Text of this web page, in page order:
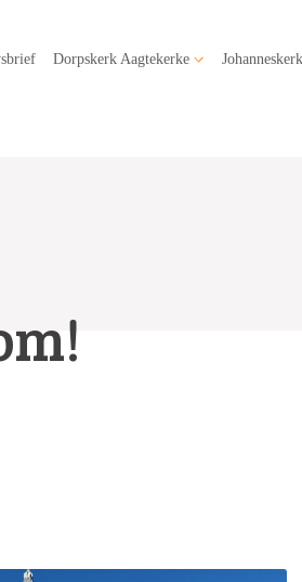
Dorpskerk Aagtekerke